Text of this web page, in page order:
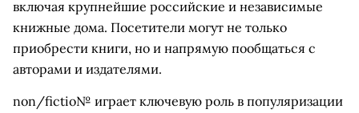
включая крупнейшие российские и независимые
книжные дома. Посетители могут не только
приобрести книги, но и напрямую пообщаться с
авторами и издателями.
non/fictio№ играет ключевую роль в популяризации